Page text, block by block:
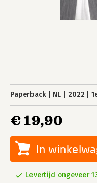
Paperback NL 2022
€ 19,90
In
Levertijd ongeveer